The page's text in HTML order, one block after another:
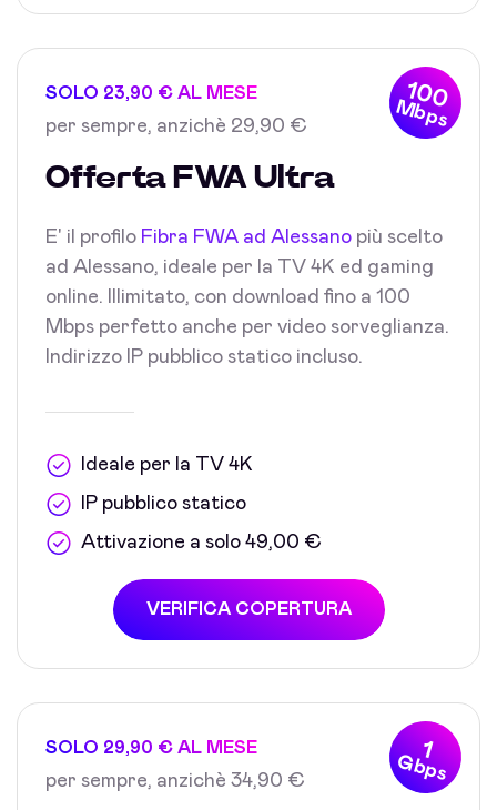
100
Mbps
SOLO 23,90 € AL MESE
per sempre, anzichè 29,90 €
Offerta FWA Ultra
E' il profilo Fibra FWA ad Alessano più scelto
ad Alessano, ideale per la TV 4K ed gaming
online. Illimitato, con download fino a 100
Mbps perfetto anche per video sorveglianza.
Indirizzo IP pubblico statico incluso.
Ideale per la TV 4K
IP pubblico statico
Attivazione a solo 49,00 €
VERIFICA COPERTURA
1
Gbps
SOLO 29,90 € AL MESE
per sempre, anzichè 34,90 €